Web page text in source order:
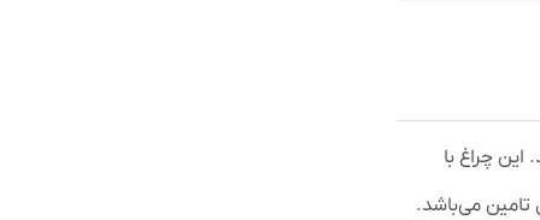
این چراغ با
تامین می‌باشد.